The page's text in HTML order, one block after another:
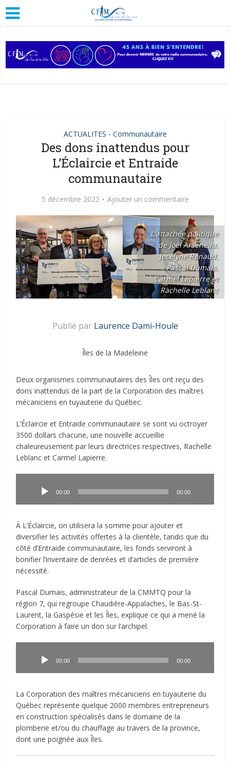
ACTUALITES • Communautaire
Des dons inattendus pour
L’Éclaircie et Entraide
communautaire
5 décembre 2022 Ajouter un commentaire
L'attachée politique
de Joël Arseneau,
Jocelyne Renaud,
Pascal Dumais,
Carmel Lapierre et
Rachelle Leblanc
Publié par Laurence Dami-Houle
Îles de la Madeleine
Deux organismes communautaires des Îles ont reçu des
dons inattendus de la part de la Corporation des maîtres
mécaniciens en tuyauterie du Québec.
L’Éclaircie et Entraide communautaire se sont vu octroyer
3500 dollars chacune, une nouvelle accueillie
chaleureusement par leurs directrices respectives, Rachelle
Leblanc et Carmel Lapierre.
00:00 00:00
À L’Éclaircie, on utilisera la somme pour ajouter et
diversifier les activités offertes à la clientèle, tandis que du
côté d’Entraide communautaire, les fonds serviront à
bonifier l’inventaire de denrées et d’articles de première
nécessité.
Pascal Dumais, administrateur de la CMMTQ pour la
région 7, qui regroupe Chaudière-Appalaches, le Bas-St-
Laurent, la Gaspésie et les Îles, explique ce qui a mené la
Corporation à faire un don sur l’archipel.
00:00 00:00
La Corporation des maîtres mécaniciens en tuyauterie du
Québec représente quelque 2000 membres entrepreneurs
en construction spécialisés dans le domaine de la
plomberie et/ou du chauffage au travers de la province,
dont une poignée aux Îles.